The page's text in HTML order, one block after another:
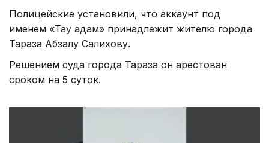
Полицейские установили, что аккаунт под
именем «Тау адам» принадлежит жителю города
Тараза Абзалу Салихову.
Решением суда города Тараза он арестован
сроком на 5 суток.